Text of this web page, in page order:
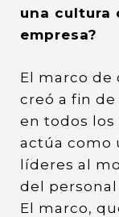
una cultura
empresa?
El marco de
creó a fin
en todos los
actúa como
líderes al
del
El marco,